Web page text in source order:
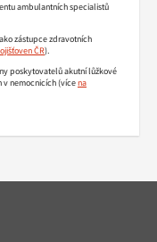
ambulantních specialistů
zástupce zdravotních
ČR).
poskytovatelů akutní lůžkové
v nemocnicích (vícena